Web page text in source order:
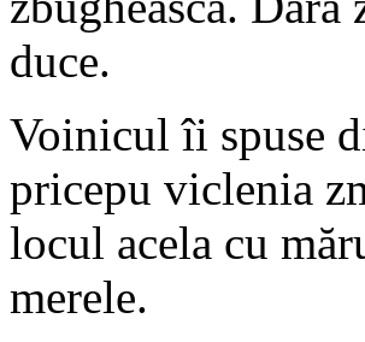
duce.
Voinicul îi spuse
pricepu viclenia
locul acela cu
merele.